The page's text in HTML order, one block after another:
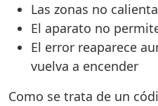
Las zonas no
El aparato no
El error reaparece
vuelva a encender
Como se trata de un